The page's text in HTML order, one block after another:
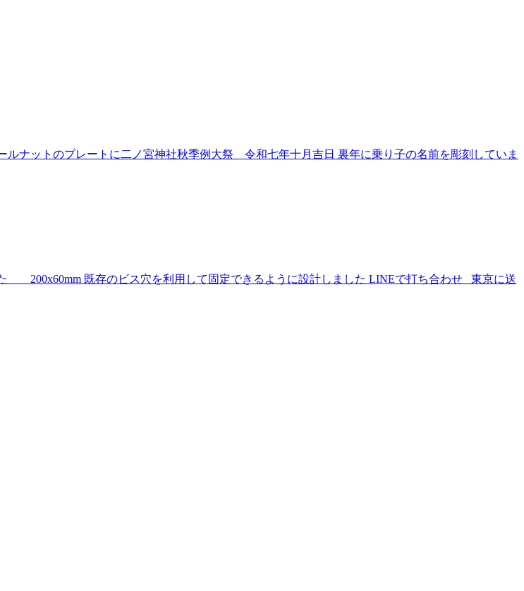
ナットのプレートに二ノ宮神社秋季例大祭 令和七年十月吉日 裏年に乗り子の名前を彫刻していま
200x60mm 既存のビス穴を利用して固定できるように設計しました LINEで打ち合わせ 東京に送